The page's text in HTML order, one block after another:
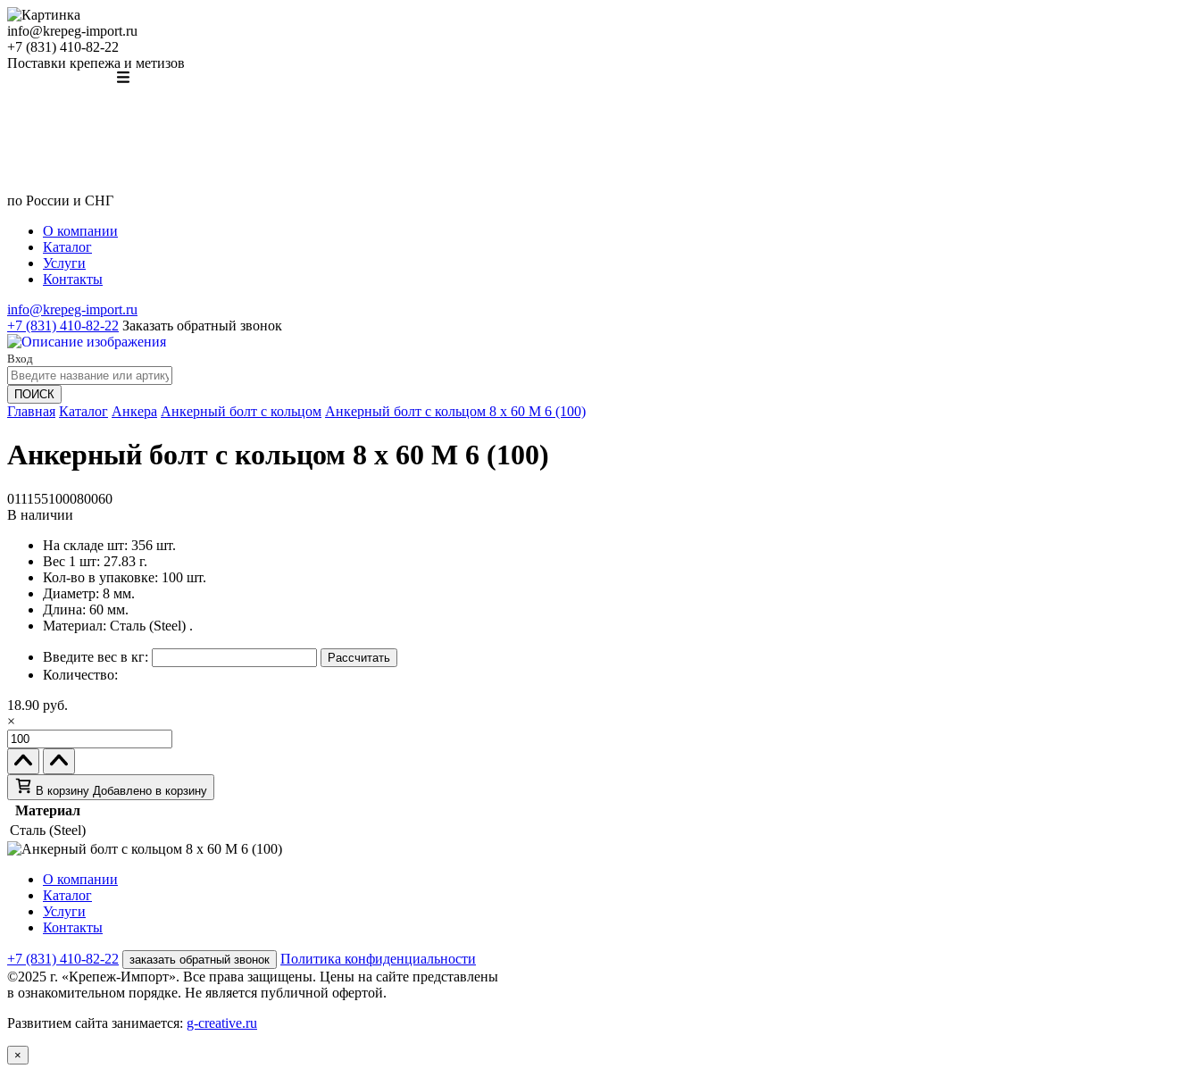
info@krepeg-import.ru
+7 (831) 410-82-22
Поставки крепежа и метизов
по России и СНГ
О компании
Каталог
Услуги
Контакты
info@krepeg-import.ru
+7 (831) 410-82-22 Заказать обратный звонок
Вход
ПОИСК
Главная Каталог Анкера Анкерный болт с кольцом Анкерный болт с кольцом 8 x 60 M 6 (100)
Анкерный болт с кольцом 8 x 60 M 6 (100)
011155100080060
В наличии
На складе шт: 356 шт.
Вес 1 шт: 27.83 г.
Кол-во в упаковке: 100 шт.
Диаметр: 8 мм.
Длина: 60 мм.
Материал: Сталь (Steel) .
Введите вес в кг: Рассчитать
Количество:
18.90 руб.
×
В корзину Добавлено в корзину
Материал
Сталь (Steel)
О компании
Каталог
Услуги
Контакты
+7 (831) 410-82-22 заказать обратный звонок
Политика конфиденциальности
©2025 г. «Крепеж-Импорт». Все права защищены. Цены на сайте представлены
в ознакомительном порядке. Не является публичной офертой.
Развитием сайта занимается: g-creative.ru
×